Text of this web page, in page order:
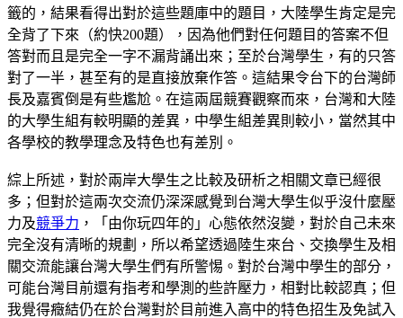
籤的，結果看得出對於這些題庫中的題目，大陸學生肯定是完
全背了下來（約快200題），因為他們對任何題目的答案不但
答對而且是完全一字不漏背誦出來；至於台灣學生，有的只答
對了一半，甚至有的是直接放棄作答。這結果令台下的台灣師
長及嘉賓倒是有些尷尬。在這兩屆競賽觀察而來，台灣和大陸
的大學生組有較明顯的差異，中學生組差異則較小，當然其中
各學校的教學理念及特色也有差別。
綜上所述，對於兩岸大學生之比較及研析之相關文章已經很
多；但對於這兩次交流仍深深感覺到台灣大學生似乎沒什麼壓
力及競爭力 ，「由你玩四年的」心態依然沒變，對於自己未來
完全沒有清晰的規劃，所以希望透過陸生來台、交換學生及相
關交流能讓台灣大學生們有所警惕。對於台灣中學生的部分，
可能台灣目前還有指考和學測的些許壓力，相對比較認真；但
我覺得癥結仍在於台灣對於目前進入高中的特色招生及免試入